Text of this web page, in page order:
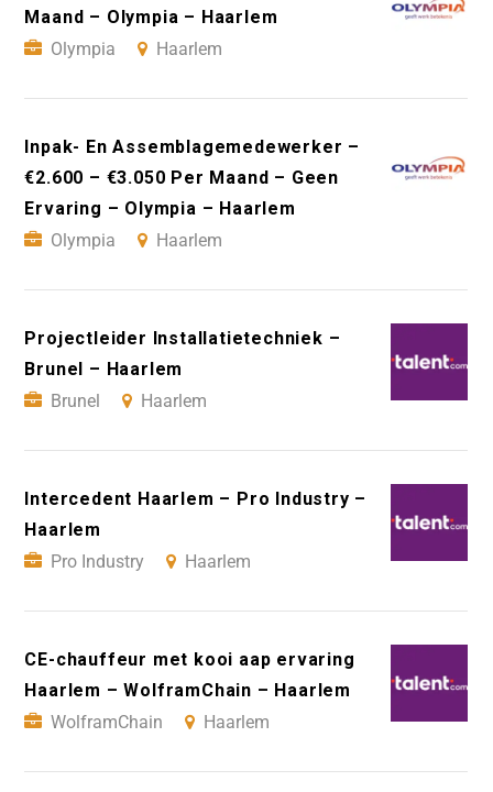
Maand – Olympia – Haarlem
Olympia
Haarlem
Inpak- En Assemblagemedewerker –
€2.600 – €3.050 Per Maand – Geen
Ervaring – Olympia – Haarlem
Olympia
Haarlem
Projectleider Installatietechniek –
Brunel – Haarlem
Brunel
Haarlem
Intercedent Haarlem – Pro Industry –
Haarlem
Pro Industry
Haarlem
CE-chauffeur met kooi aap ervaring
Haarlem – WolframChain – Haarlem
WolframChain
Haarlem